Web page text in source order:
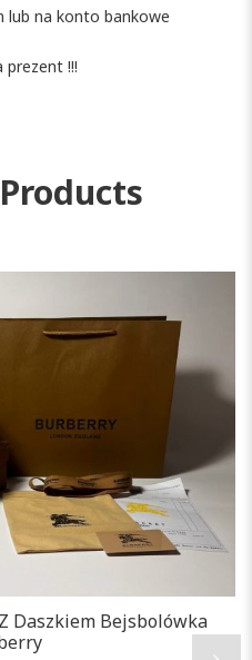
lub na konto bankowe
prezent !!!
Daszkiem Bejsbolówka